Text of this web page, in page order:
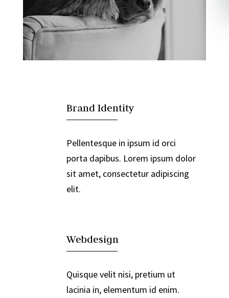
Brand Identity
Pellentesque in ipsum id orci
porta dapibus. Lorem ipsum dolor
sit amet, consectetur adipiscing
elit.
Webdesign
Quisque velit nisi, pretium ut
lacinia in, elementum id enim.